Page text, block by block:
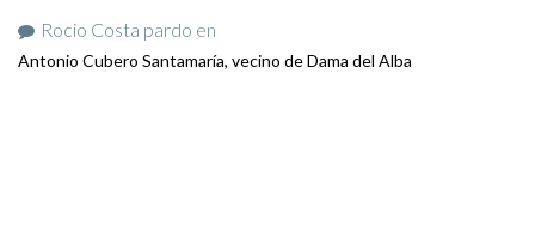
Rocio Costa pardo en
Antonio Cubero Santamaría, vecino de Dama del Alba